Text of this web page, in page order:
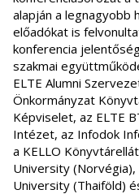
alapján a legnagyobb
előadókat is
konferencia
szakmai
ELTE Alumni
Önkormányzat
Képviselet, az ELTE
Intézet, az Infodok
a KELLO
University (Norvégia),
University (Thaiföld)